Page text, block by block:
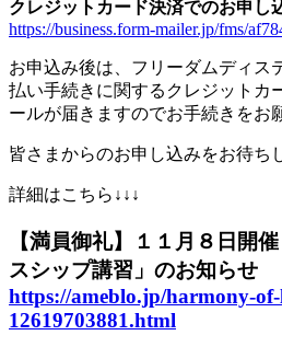
クレジットカード決済でのお申し
https://business.form-mailer.jp/fms/
お申込み後は、フリーダムディス
払い手続きに関するクレジットカ
ールが届きますのでお手続きをお
皆さまからのお申し込みをお待ち
詳細はこちら↓↓↓
【満員御礼】１１月８日開
スシップ講習」のお知らせ
https://ameblo.jp/harmony-
12619703881.html